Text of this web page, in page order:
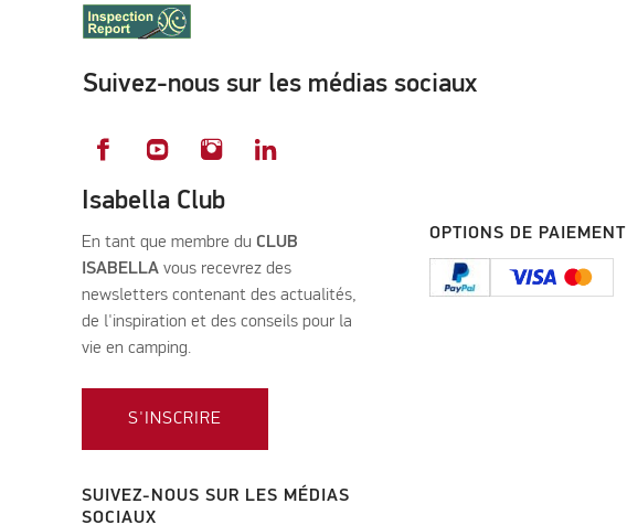
Suivez-nous sur les médias sociaux
Isabella Club
En tant que membre du CLUB
ISABELLA vous recevrez des
newsletters contenant des actualités,
de l'inspiration et des conseils pour la
vie en camping.
S'INSCRIRE
SUIVEZ-NOUS SUR LES MÉDIAS
SOCIAUX
OPTIONS DE PAIEMENT